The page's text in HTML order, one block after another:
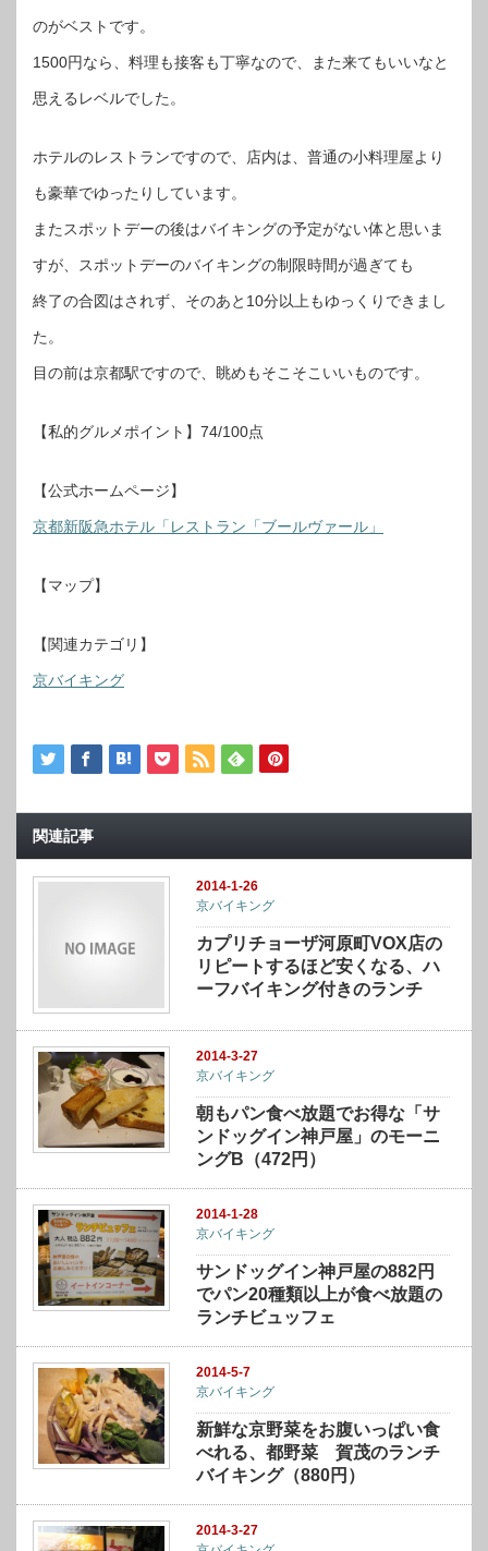
のがベストです。
1500円なら、料理も接客も丁寧なので、また来てもいいなと
思えるレベルでした。
ホテルのレストランですので、店内は、普通の小料理屋より
も豪華でゆったりしています。
またスポットデーの後はバイキングの予定がない体と思いま
すが、スポットデーのバイキングの制限時間が過ぎても
終了の合図はされず、そのあと10分以上もゆっくりできまし
た。
目の前は京都駅ですので、眺めもそこそこいいものです。
【私的グルメポイント】74/100点
【公式ホームページ】
京都新阪急ホテル「レストラン「ブールヴァール」
【マップ】
【関連カテゴリ】
京バイキング
関連記事
2014-1-26
京バイキング
カプリチョーザ河原町VOX店の
リピートするほど安くなる、ハ
ーフバイキング付きのランチ
2014-3-27
京バイキング
朝もパン食べ放題でお得な「サ
ンドッグイン神戸屋」のモーニ
ングB（472円）
2014-1-28
京バイキング
サンドッグイン神戸屋の882円
でパン20種類以上が食べ放題の
ランチビュッフェ
2014-5-7
京バイキング
新鮮な京野菜をお腹いっぱい食
べれる、都野菜 賀茂のランチ
バイキング（880円）
2014-3-27